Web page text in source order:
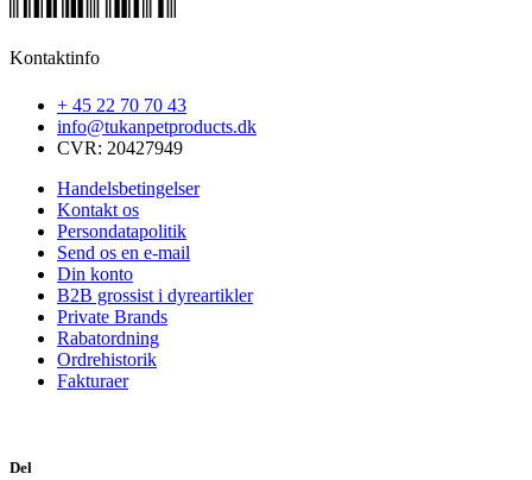
Kontaktinfo
+ 45 22 70 70 43
info@tukanpetproducts.dk
CVR: 20427949
Handelsbetingelser
Kontakt os
Persondatapolitik
Send os en e-mail
Din konto
B2B grossist i dyreartikler
Private Brands
Rabatordning
Ordrehistorik
Fakturaer
Del